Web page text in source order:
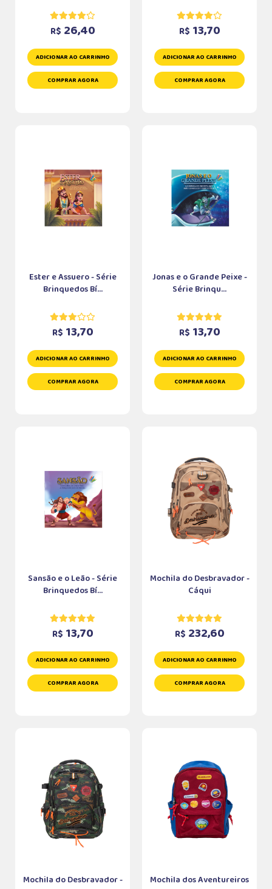
R$ 26,40
ADICIONAR AO CARRINHO
COMPRAR AGORA
R$ 13,70
ADICIONAR AO CARRINHO
COMPRAR AGORA
Ester e Assuero - Série
Brinquedos Bí...
R$ 13,70
ADICIONAR AO CARRINHO
COMPRAR AGORA
Jonas e o Grande Peixe -
Série Brinqu...
R$ 13,70
ADICIONAR AO CARRINHO
COMPRAR AGORA
Sansão e o Leão - Série
Brinquedos Bí...
R$ 13,70
ADICIONAR AO CARRINHO
COMPRAR AGORA
Mochila do Desbravador -
Cáqui
R$ 232,60
ADICIONAR AO CARRINHO
COMPRAR AGORA
Mochila do Desbravador -
Mochila dos Aventureiros